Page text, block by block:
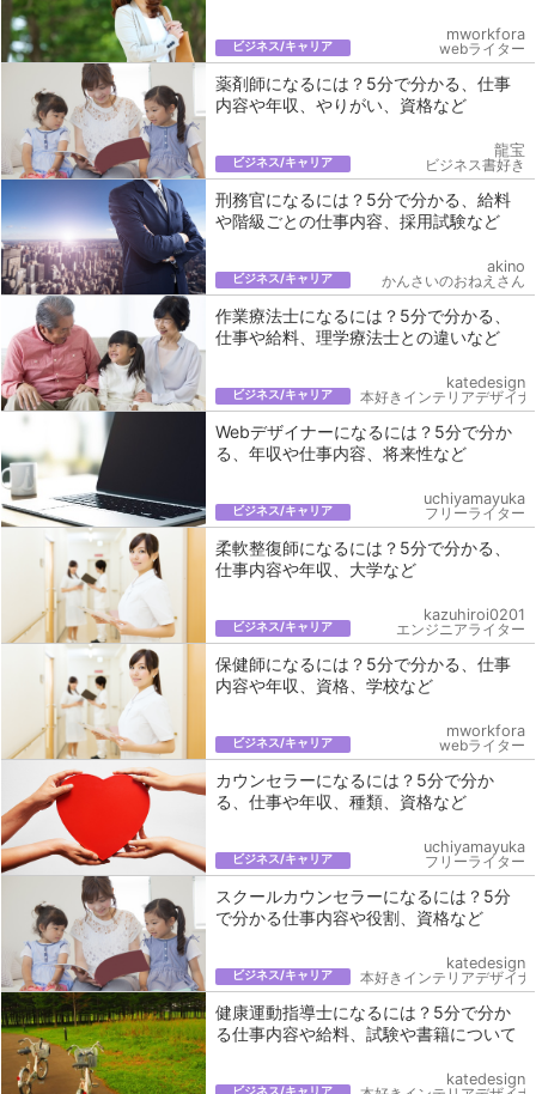
ビジネス/キャリア
mworkfora
webライター
薬剤師になるには？5分で分かる、仕事
内容や年収、やりがい、資格など
ビジネス/キャリア
龍宝
ビジネス書好き
刑務官になるには？5分で分かる、給料
や階級ごとの仕事内容、採用試験など
ビジネス/キャリア
akino
かんさいのおねえさん
作業療法士になるには？5分で分かる、
仕事や給料、理学療法士との違いなど
ビジネス/キャリア
katedesign
本好きインテリアデザイナ
Webデザイナーになるには？5分で分か
る、年収や仕事内容、将来性など
ビジネス/キャリア
uchiyamayuka
フリーライター
柔軟整復師になるには？5分で分かる、
仕事内容や年収、大学など
ビジネス/キャリア
kazuhiroi0201
エンジニアライター
保健師になるには？5分で分かる、仕事
内容や年収、資格、学校など
ビジネス/キャリア
mworkfora
webライター
カウンセラーになるには？5分で分か
る、仕事や年収、種類、資格など
ビジネス/キャリア
uchiyamayuka
フリーライター
スクールカウンセラーになるには？5分
で分かる仕事内容や役割、資格など
ビジネス/キャリア
katedesign
本好きインテリアデザイナ
健康運動指導士になるには？5分で分か
る仕事内容や給料、試験や書籍について
ビジネス/キャリア
katedesign